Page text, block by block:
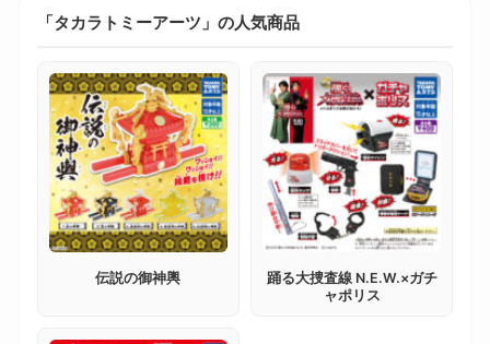
「タカラトミーアーツ」の人気商品
伝説の御神輿
踊る大捜査線 N.E.W.×ガチ
ャポリス